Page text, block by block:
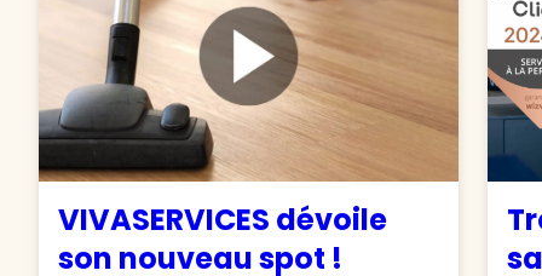
VIVASERVICES dévoile
son nouveau spot !